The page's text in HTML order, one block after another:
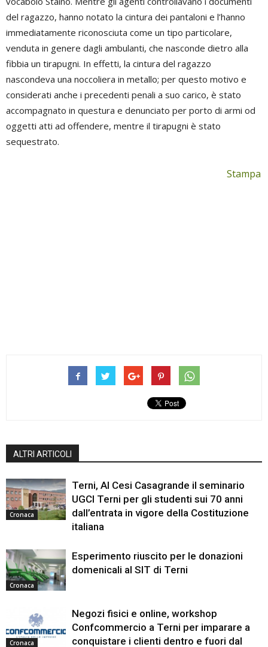
del ragazzo, hanno notato la cintura dei pantaloni e l’hanno
immediatamente riconosciuta come un tipo particolare,
venduta in genere dagli ambulanti, che nasconde dietro alla
fibbia un tirapugni. In effetti, la cintura del ragazzo
nascondeva una noccoliera in metallo; per questo motivo e
considerati anche i precedenti penali a suo carico, è stato
accompagnato in questura e denunciato per porto di armi od
oggetti atti ad offendere, mentre il tirapugni è stato
sequestrato.
Stampa
ALTRI ARTICOLI
Cronaca
Terni, Al Cesi Casagrande il seminario
UGCI Terni per gli studenti sui 70 anni
dall’entrata in vigore della Costituzione
italiana
Cronaca
Esperimento riuscito per le donazioni
domenicali al SIT di Terni
Cronaca
Negozi fisici e online, workshop
Confcommercio a Terni per imparare a
conquistare i clienti dentro e fuori dal